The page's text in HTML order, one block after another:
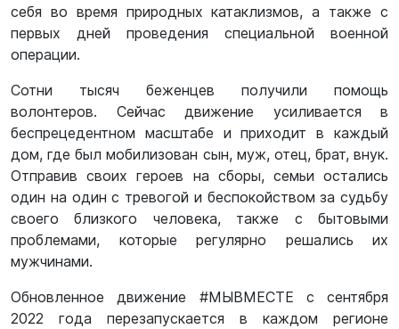
себя во время природных катаклизмов, а также с
первых дней проведения специальной военной
операции.
Сотни тысяч беженцев получили помощь
волонтеров. Сейчас движение усиливается в
беспрецедентном масштабе и приходит в каждый
дом, где был мобилизован сын, муж, отец, брат, внук.
Отправив своих героев на сборы, семьи остались
один на один с тревогой и беспокойством за судьбу
своего близкого человека, также с бытовыми
проблемами, которые регулярно решались их
мужчинами.
Обновленное движение #МЫВМЕСТЕ с сентября
2022 года перезапускается в каждом регионе